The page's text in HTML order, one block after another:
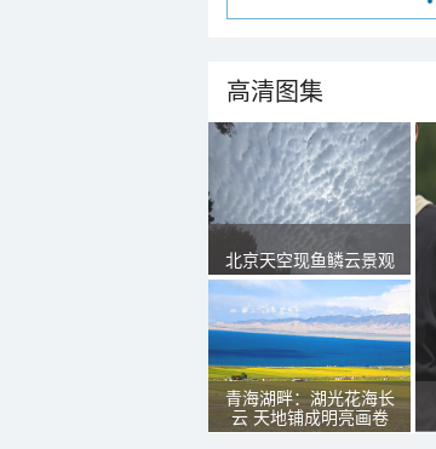
高清图集
北京天空现鱼鳞云景观
青海湖畔：湖光花海长
云 天地铺成明亮画卷